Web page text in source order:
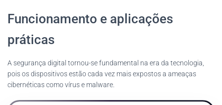
Funcionamento e aplicações
práticas
A segurança digital tornou-se fundamental na era da tecnologia,
pois os dispositivos estão cada vez mais expostos a ameaças
cibernéticas como vírus e malware.